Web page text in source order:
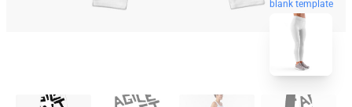
blank template